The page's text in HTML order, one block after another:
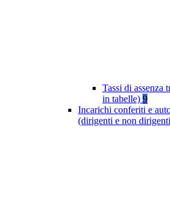
Tassi di assenza
in tabelle) 9
Incarichi conferiti e
(dirigenti e non